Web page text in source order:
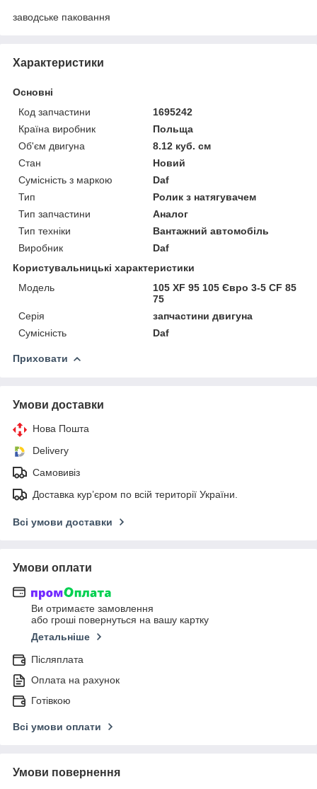
заводське паковання
Характеристики
Основні
Код запчастини
1695242
Країна виробник
Польща
Об'єм двигуна
8.12 куб. см
Стан
Новий
Сумісність з маркою
Daf
Тип
Ролик з натягувачем
Тип запчастини
Аналог
Тип техніки
Вантажний автомобіль
Виробник
Daf
Користувальницькі характеристики
Мoдель
105 XF 95 105 Євро 3-5 CF 85
75
Серія
запчастини двигуна
Сумісність
Daf
Приховати
Умови доставки
Нова Пошта
Delivery
Самовивіз
Доставка кур’єром по всій території України.
Всі умови доставки
Умови оплати
Ви отримаєте замовлення
або гроші повернуться на вашу картку
Детальніше
Післяплата
Оплата на рахунок
Готівкою
Всі умови оплати
Умови повернення